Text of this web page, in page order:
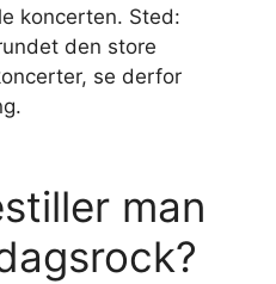
koncerten. Sted:
den store
se derfor
man